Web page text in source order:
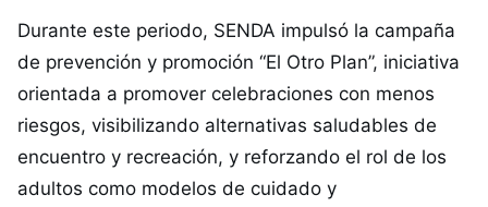
Durante este periodo, SENDA impulsó la campaña
de prevención y promoción “El Otro Plan”, iniciativa
orientada a promover celebraciones con menos
riesgos, visibilizando alternativas saludables de
encuentro y recreación, y reforzando el rol de los
adultos como modelos de cuidado y